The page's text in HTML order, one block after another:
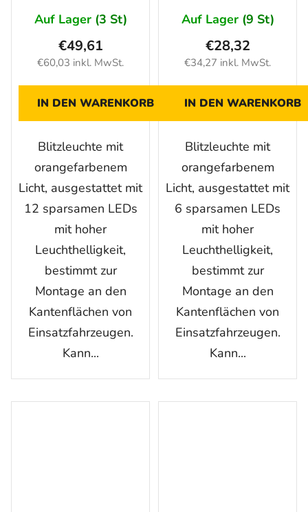
Auf Lager (3 St)
€60,03 inkl. MwSt.
€49,61
IN DEN WARENKORB
Blitzleuchte mit
orangefarbenem
Licht, ausgestattet mit
12 sparsamen LEDs
mit hoher
Leuchthelligkeit,
bestimmt zur
Montage an den
Kantenflächen von
Einsatzfahrzeugen.
Kann...
Auf Lager (9 St)
€34,27 inkl. MwSt.
€28,32
IN DEN WARENKORB
Blitzleuchte mit
orangefarbenem
Licht, ausgestattet mit
6 sparsamen LEDs
mit hoher
Leuchthelligkeit,
bestimmt zur
Montage an den
Kantenflächen von
Einsatzfahrzeugen.
Kann...